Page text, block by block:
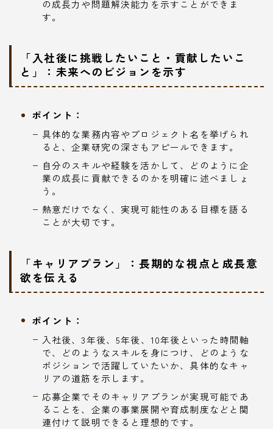
の成長力や問題解決能力を示すことができま
す。
「入社後に挑戦したいこと・貢献したいこ
と」：未来へのビジョンを示す
ポイント：
具体的な業務内容やプロジェクト名を挙げられ
ると、企業研究の深さもアピールできます。
自分のスキルや経験を活かして、どのように企
業の成長に貢献できるのかを明確に述べましょ
う。
熱意だけでなく、実現可能性のある目標を語る
ことが大切です。
「キャリアプラン」：長期的な視点と成長意
欲を伝える
ポイント：
入社後、3年後、5年後、10年後といった時間軸
で、どのようなスキルを身につけ、どのような
ポジションで活躍していたいか、具体的なキャ
リアの道筋を示します。
応募企業でそのキャリアプランが実現可能であ
ることを、企業の事業展開や育成制度などと関
連付けて説明できると理想的です。